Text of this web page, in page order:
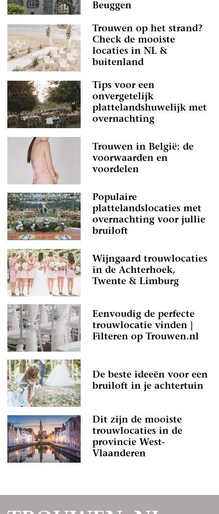
Beuggen
Trouwen op het strand?
Check de mooiste
locaties in NL &
buitenland
Tips voor een
onvergetelijk
plattelandshuwelijk met
overnachting
Trouwen in België: de
voorwaarden en
voordelen
Populaire
plattelandslocaties met
overnachting voor jullie
bruiloft
Wijngaard trouwlocaties
in de Achterhoek,
Twente & Limburg
Eenvoudig de perfecte
trouwlocatie vinden |
Filteren op Trouwen.nl
De beste ideeën voor een
bruiloft in je achtertuin
Dit zijn de mooiste
trouwlocaties in de
provincie West-
Vlaanderen